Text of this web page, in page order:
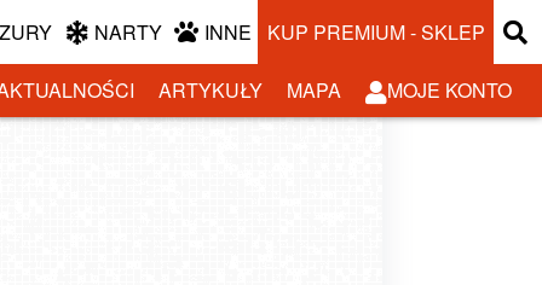
NARTY INNE KUP PREMIUM - SKLEP
ARTYKUŁY MAPA
MOJE KONTO